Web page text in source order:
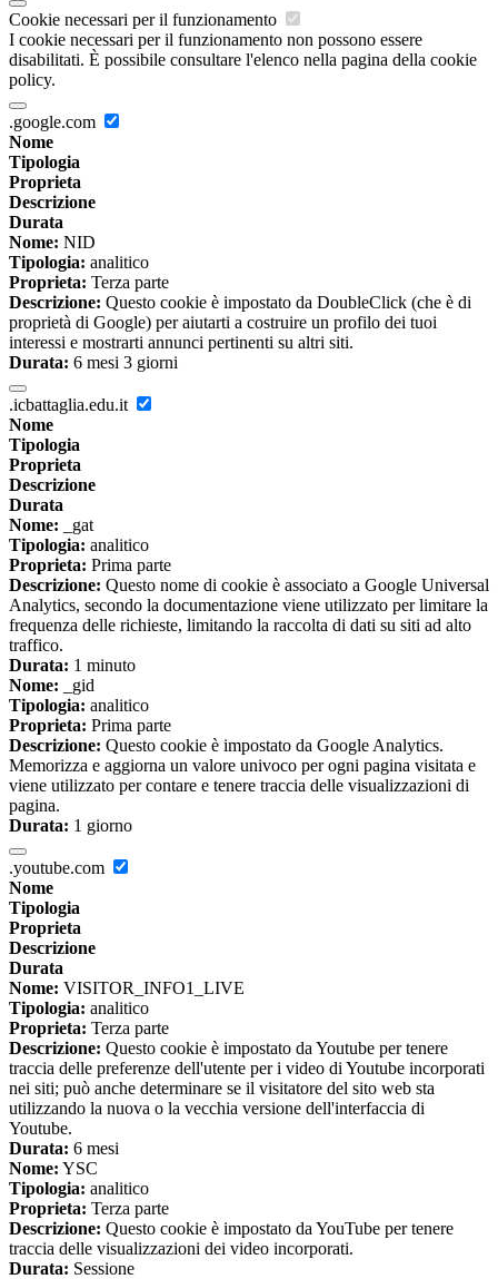
Cookie necessari per il funzionamento
I cookie necessari per il funzionamento non possono essere
disabilitati. È possibile consultare l'elenco nella pagina della cookie
policy.
.google.com
Nome
Tipologia
Proprieta
Descrizione
Durata
Nome: NID
Tipologia: analitico
Proprieta: Terza parte
Descrizione: Questo cookie è impostato da DoubleClick (che è di
proprietà di Google) per aiutarti a costruire un profilo dei tuoi
interessi e mostrarti annunci pertinenti su altri siti.
Durata: 6 mesi 3 giorni
.icbattaglia.edu.it
Nome
Tipologia
Proprieta
Descrizione
Durata
Nome: _gat
Tipologia: analitico
Proprieta: Prima parte
Descrizione: Questo nome di cookie è associato a Google Universal
Analytics, secondo la documentazione viene utilizzato per limitare la
frequenza delle richieste, limitando la raccolta di dati su siti ad alto
traffico.
Durata: 1 minuto
Nome: _gid
Tipologia: analitico
Proprieta: Prima parte
Descrizione: Questo cookie è impostato da Google Analytics.
Memorizza e aggiorna un valore univoco per ogni pagina visitata e
viene utilizzato per contare e tenere traccia delle visualizzazioni di
pagina.
Durata: 1 giorno
.youtube.com
Nome
Tipologia
Proprieta
Descrizione
Durata
Nome: VISITOR_INFO1_LIVE
Tipologia: analitico
Proprieta: Terza parte
Descrizione: Questo cookie è impostato da Youtube per tenere
traccia delle preferenze dell'utente per i video di Youtube incorporati
nei siti; può anche determinare se il visitatore del sito web sta
utilizzando la nuova o la vecchia versione dell'interfaccia di
Youtube.
Durata: 6 mesi
Nome: YSC
Tipologia: analitico
Proprieta: Terza parte
Descrizione: Questo cookie è impostato da YouTube per tenere
traccia delle visualizzazioni dei video incorporati.
Durata: Sessione